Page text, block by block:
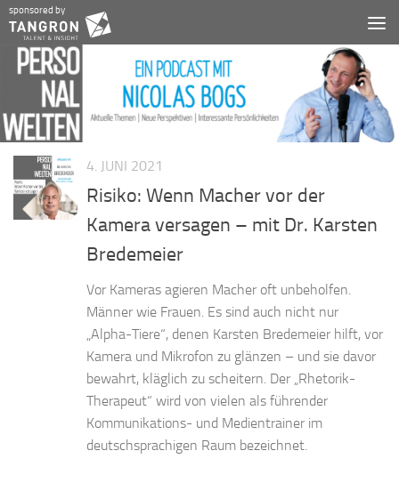
Zum Inhalt springen
sponsored by
4. JUNI 2021
Risiko: Wenn Macher vor der
Kamera versagen – mit Dr. Karsten
Bredemeier
Vor Kameras agieren Macher oft unbeholfen.
Männer wie Frauen. Es sind auch nicht nur
„Alpha-Tiere“, denen Karsten Bredemeier hilft, vor
Kamera und Mikrofon zu glänzen – und sie davor
bewahrt, kläglich zu scheitern. Der „Rhetorik-
Therapeut“ wird von vielen als führender
Kommunikations- und Medientrainer im
deutschsprachigen Raum bezeichnet.